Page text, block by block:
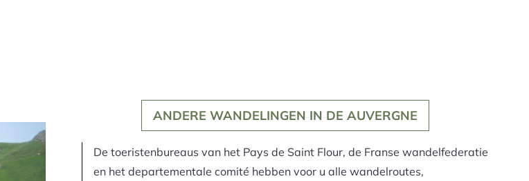
ANDERE WANDELINGEN IN DE AUVERGNE
De toeristenbureaus van het Pays de Saint Flour, de Franse wandelfederatie
en het departementale comité hebben voor u alle wandelroutes,